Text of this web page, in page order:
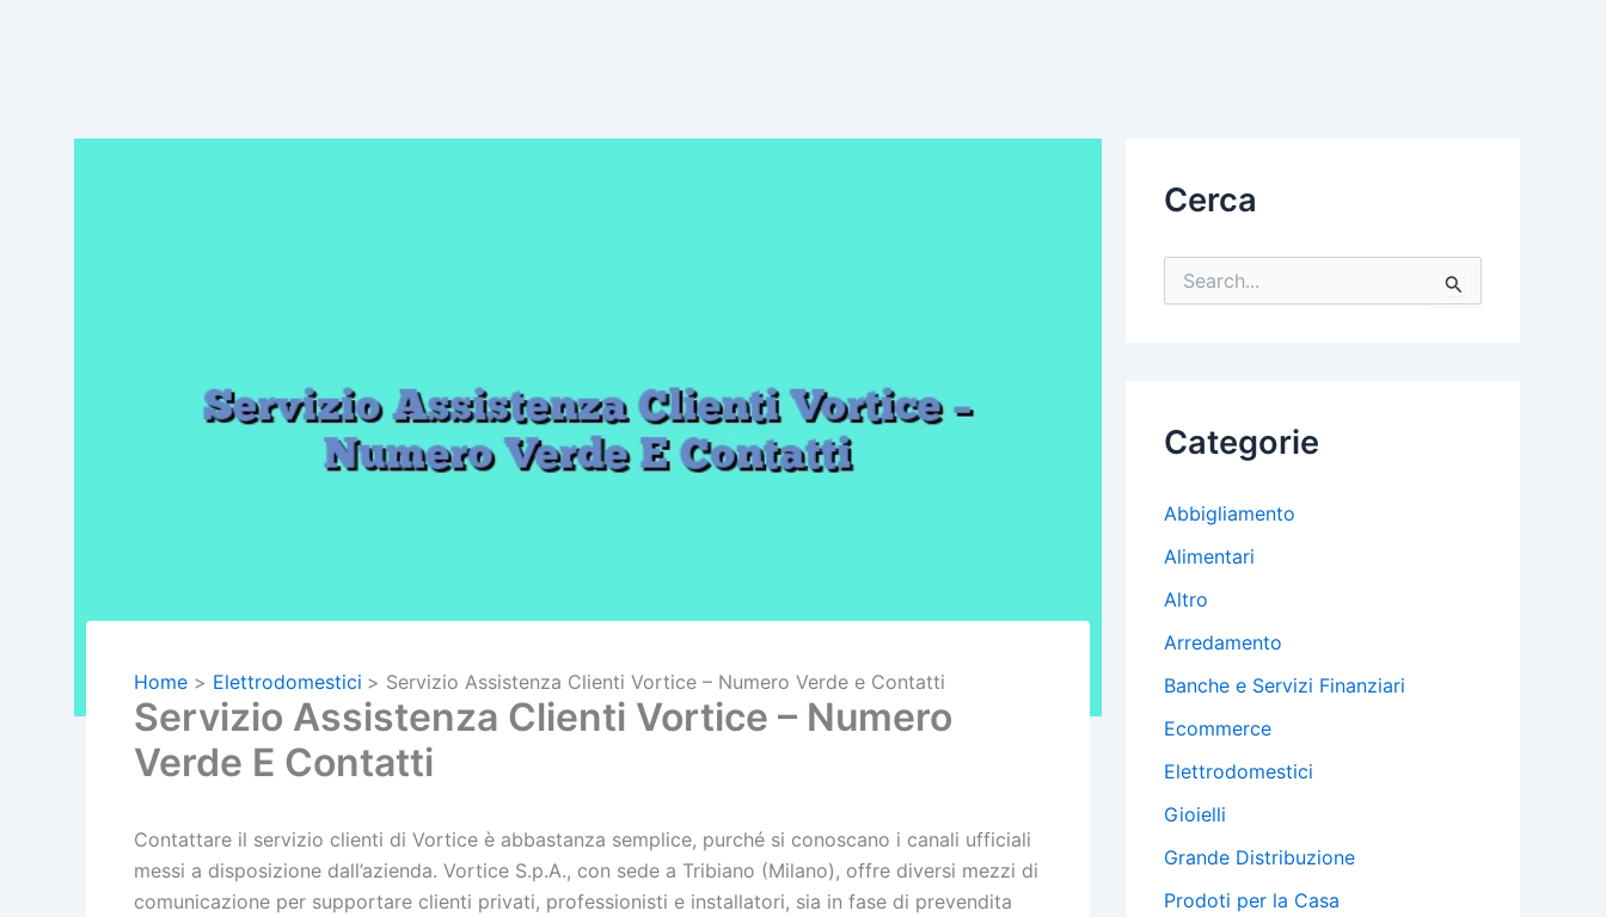
Home Elettrodomestici Servizio Assistenza Clienti Vortice – Numero Verde e Contatti
Servizio Assistenza Clienti Vortice – Numero
Verde E Contatti
Contattare il servizio clienti di Vortice è abbastanza semplice, purché si conoscano i canali ufficiali
messi a disposizione dall’azienda. Vortice S.p.A., con sede a Tribiano (Milano), offre diversi mezzi di
comunicazione per supportare clienti privati, professionisti e installatori, sia in fase di prevendita
Cerca
Categorie
Abbigliamento
Alimentari
Altro
Arredamento
Banche e Servizi Finanziari
Ecommerce
Elettrodomestici
Gioielli
Grande Distribuzione
Prodoti per la Casa